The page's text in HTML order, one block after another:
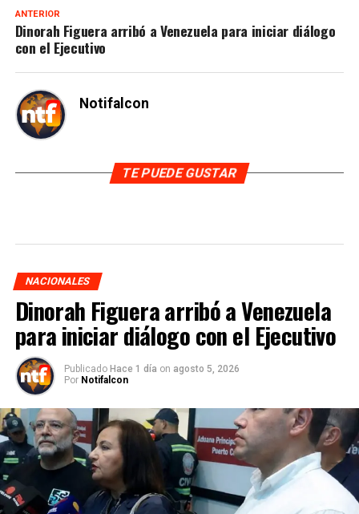
ANTERIOR
Dinorah Figuera arribó a Venezuela para iniciar diálogo
con el Ejecutivo
Notifalcon
TE PUEDE GUSTAR
NACIONALES
Dinorah Figuera arribó a Venezuela
para iniciar diálogo con el Ejecutivo
Publicado Hace 1 día on agosto 5, 2026
Por Notifalcon